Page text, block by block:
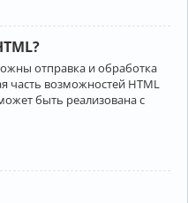
отправка и обработка
часть возможностей HTML
быть реализована с